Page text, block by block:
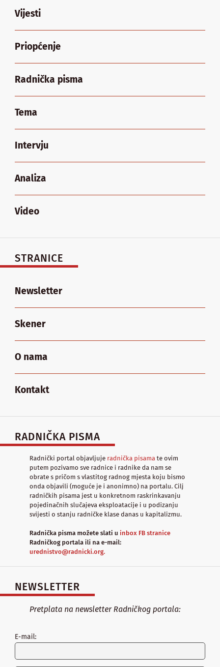
Vijesti
Priopćenje
Radnička pisma
Tema
Intervju
Analiza
Video
STRANICE
Newsletter
Skener
O nama
Kontakt
RADNIČKA PISMA
Radnički portal objavljuje radnička pisama te ovim
putem pozivamo sve radnice i radnike da nam se
obrate s pričom s vlastitog radnog mjesta koju bismo
onda objavili (moguće je i anonimno) na portalu. Cilj
radničkih pisama jest u konkretnom raskrinkavanju
pojedinačnih slučajeva eksploatacije i u podizanju
svijesti o stanju radničke klase danas u kapitalizmu.
Radnička pisma možete slati u inbox FB stranice
Radničkog portala ili na e-mail:
urednistvo@radnicki.org.
NEWSLETTER
Pretplata na newsletter Radničkog portala:
E-mail: